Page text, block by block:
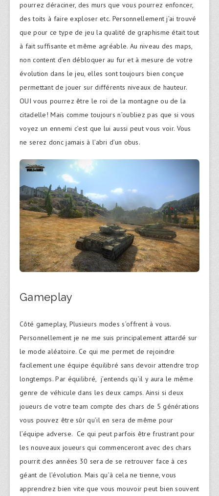
pourrez déraciner, des murs que vous pourrez enfoncer,
des toits à faire exploser etc. Personnellement j’ai trouvé
que pour ce type de jeu la qualité de graphisme était tout
à fait suffisante et même agréable. Au niveau des maps,
non content d’en débloquer au fur et à mesure de votre
évolution dans le jeu, elles sont toujours bien conçue
permettant de jouer sur différents niveaux de hauteur.
OUI vous pourrez être le roi de la montagne ou de la
citadelle! Mais comme toujours n’oubliez pas que si vous
voyez un ennemi c’est que lui aussi peut vous voir. Vous
ne serez donc jamais à l’abri d’un obus.
Gameplay
Côté gameplay, Plusieurs modes s’offrent à vous.
Personnellement je ne me suis principalement attardé sur
le mode aléatoire. Ce qui me permet de rejoindre
facilement une équipe équilibré sans devoir attendre trop
longtemps. Par équilibré, j’entends qu’il y aura le même
genre de véhicule dans les deux camps. Ainsi si deux
joueurs de votre team compte des chars de 5 générations
vous pouvez être sûr qu’il en sera de même pour
l’équipe adverse. Ce qui peut parfois être frustrant pour
les nouveaux joueurs qui commenceront avec des chars
pourrit des années 30 sera de se retrouver face à ces
géant de l’évolution. Mais qu’à cela ne tienne, vous
apprendrez bien vite que vous mouvoir peut bien souvent